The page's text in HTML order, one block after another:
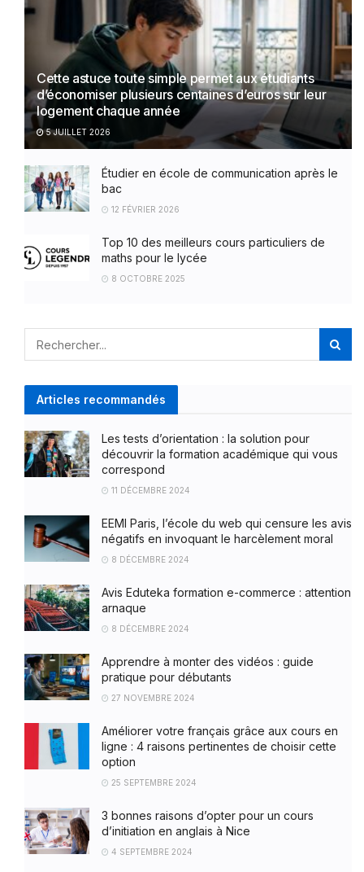
Cette astuce toute simple permet aux étudiants
d’économiser plusieurs centaines d’euros sur leur
logement chaque année
5 JUILLET 2026
Étudier en école de communication après le
bac
12 FÉVRIER 2026
Top 10 des meilleurs cours particuliers de
maths pour le lycée
8 OCTOBRE 2025
Articles recommandés
Les tests d’orientation : la solution pour
découvrir la formation académique qui vous
correspond
11 DÉCEMBRE 2024
EEMI Paris, l’école du web qui censure les avis
négatifs en invoquant le harcèlement moral
8 DÉCEMBRE 2024
Avis Eduteka formation e-commerce : attention
arnaque
8 DÉCEMBRE 2024
Apprendre à monter des vidéos : guide
pratique pour débutants
27 NOVEMBRE 2024
Améliorer votre français grâce aux cours en
ligne : 4 raisons pertinentes de choisir cette
option
25 SEPTEMBRE 2024
3 bonnes raisons d’opter pour un cours
d’initiation en anglais à Nice
4 SEPTEMBRE 2024